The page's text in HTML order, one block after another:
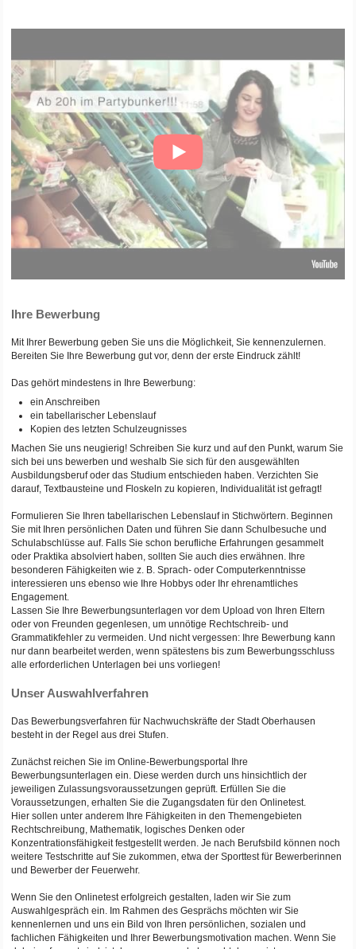
Ihre Bewerbung
Mit Ihrer Bewerbung geben Sie uns die Möglichkeit, Sie kennenzulernen.
Bereiten Sie Ihre Bewerbung gut vor, denn der erste Eindruck zählt!
Das gehört mindestens in Ihre Bewerbung:
ein Anschreiben
ein tabellarischer Lebenslauf
Kopien des letzten Schulzeugnisses
Machen Sie uns neugierig! Schreiben Sie kurz und auf den Punkt, warum Sie
sich bei uns bewerben und weshalb Sie sich für den ausgewählten
Ausbildungsberuf oder das Studium entschieden haben. Verzichten Sie
darauf, Textbausteine und Floskeln zu kopieren, Individualität ist gefragt!
Formulieren Sie Ihren tabellarischen Lebenslauf in Stichwörtern. Beginnen
Sie mit Ihren persönlichen Daten und führen Sie dann Schulbesuche und
Schulabschlüsse auf. Falls Sie schon berufliche Erfahrungen gesammelt
oder Praktika absolviert haben, sollten Sie auch dies erwähnen. Ihre
besonderen Fähigkeiten wie z. B. Sprach- oder Computerkenntnisse
interessieren uns ebenso wie Ihre Hobbys oder Ihr ehrenamtliches
Engagement.
Lassen Sie Ihre Bewerbungsunterlagen vor dem Upload von Ihren Eltern
oder von Freunden gegenlesen, um unnötige Rechtschreib- und
Grammatikfehler zu vermeiden. Und nicht vergessen: Ihre Bewerbung kann
nur dann bearbeitet werden, wenn spätestens bis zum Bewerbungsschluss
alle erforderlichen Unterlagen bei uns vorliegen!
Unser Auswahlverfahren
Das Bewerbungsverfahren für Nachwuchskräfte der Stadt Oberhausen
besteht in der Regel aus drei Stufen.
Zunächst reichen Sie im Online-Bewerbungsportal Ihre
Bewerbungsunterlagen ein. Diese werden durch uns hinsichtlich der
jeweiligen Zulassungsvoraussetzungen geprüft. Erfüllen Sie die
Voraussetzungen, erhalten Sie die Zugangsdaten für den Onlinetest.
Hier sollen unter anderem Ihre Fähigkeiten in den Themengebieten
Rechtschreibung, Mathematik, logisches Denken oder
Konzentrationsfähigkeit festgestellt werden. Je nach Berufsbild können noch
weitere Testschritte auf Sie zukommen, etwa der Sporttest für Bewerberinnen
und Bewerber der Feuerwehr.
Wenn Sie den Onlinetest erfolgreich gestalten, laden wir Sie zum
Auswahlgespräch ein. Im Rahmen des Gesprächs möchten wir Sie
kennenlernen und uns ein Bild von Ihren persönlichen, sozialen und
fachlichen Fähigkeiten und Ihrer Bewerbungsmotivation machen. Wenn Sie